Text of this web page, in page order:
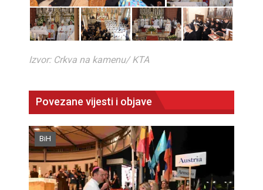
Izvor: Crkva na kamenu/ KTA
Povezane vijesti i objave
BiH